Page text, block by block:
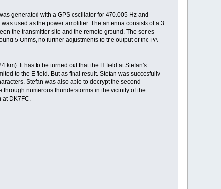
generated with a GPS oscillator for 470.005 Hz and
used as the power amplifier. The antenna consists of a 3
the transmitter site and the remote ground. The series
5 Ohms, no further adjustments to the output of the PA
km). It has to be turned out that the H field at Stefan's
to the E field. But as final result, Stefan was succesfully
Stefan was also able to decrypt the second
numerous thunderstorms in the vicinity of the
at DK7FC.